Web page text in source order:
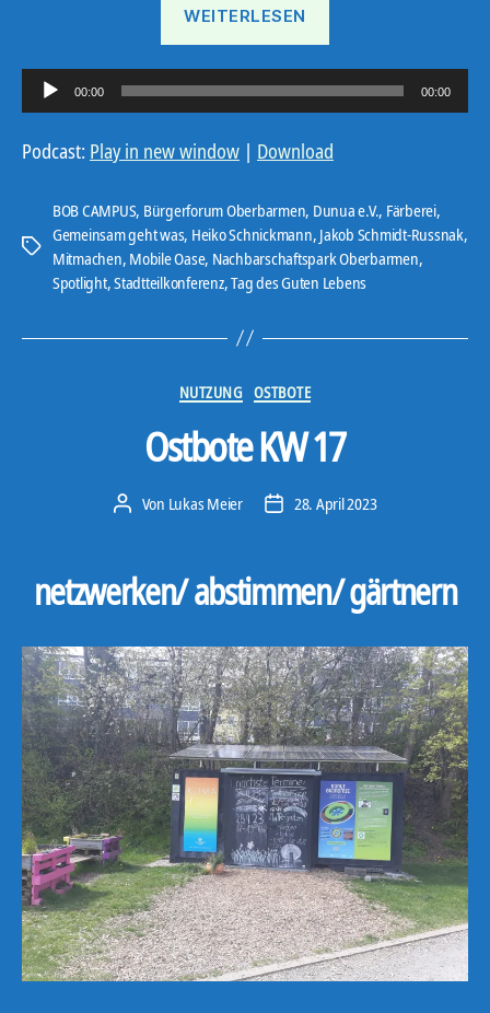
WEITERLESEN
u
d
-
P
00:00 00:00
Podcast: Play in new window | Download
Schlagwörter
BOB CAMPUS, Bürgerforum Oberbarmen, Dunua e.V., Färberei,
Gemeinsam geht was, Heiko Schnickmann, Jakob Schmidt-Russnak,
Mitmachen, Mobile Oase, Nachbarschaftspark Oberbarmen,
Spotlight,Stadtteilkonferenz,Tag des Guten Lebens
Kategorien
NUTZUNG OSTBOTE
Ostbote KW 17
Beitragsautor
Von Lukas Meier Veröffentlichungsdatum
28. April 2023
netzwerken/ abstimmen/ gärtnern